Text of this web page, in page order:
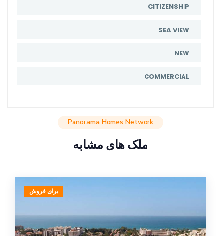
CITIZENSHIP
SEA VIEW
NEW
COMMERCIAL
Panorama Homes Network
ملک های مشابه
برای فروش